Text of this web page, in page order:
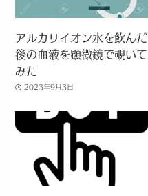
アルカリイオン水を飲んだ
後の血液を顕微鏡で覗いて
みた
2023年9月3日